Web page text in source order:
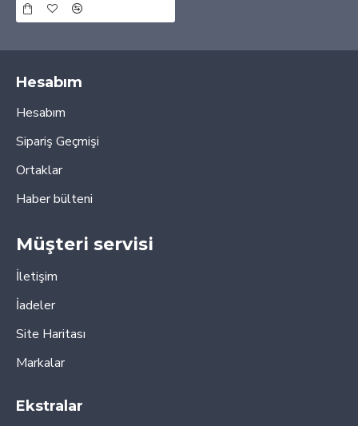
Hesabım
Hesabım
Sipariş Geçmişi
Ortaklar
Haber bülteni
Müşteri servisi
İletişim
İadeler
Site Haritası
Markalar
Ekstralar